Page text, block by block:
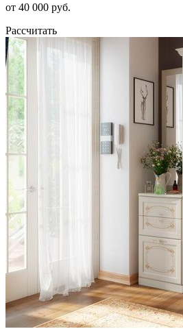
от 40 000 руб.
Рассчитать